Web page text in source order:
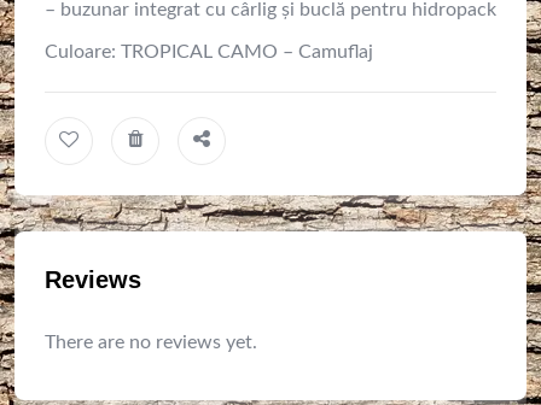
– buzunar integrat cu cârlig și buclă pentru hidropack
Culoare: TROPICAL CAMO – Camuflaj
Reviews
There are no reviews yet.